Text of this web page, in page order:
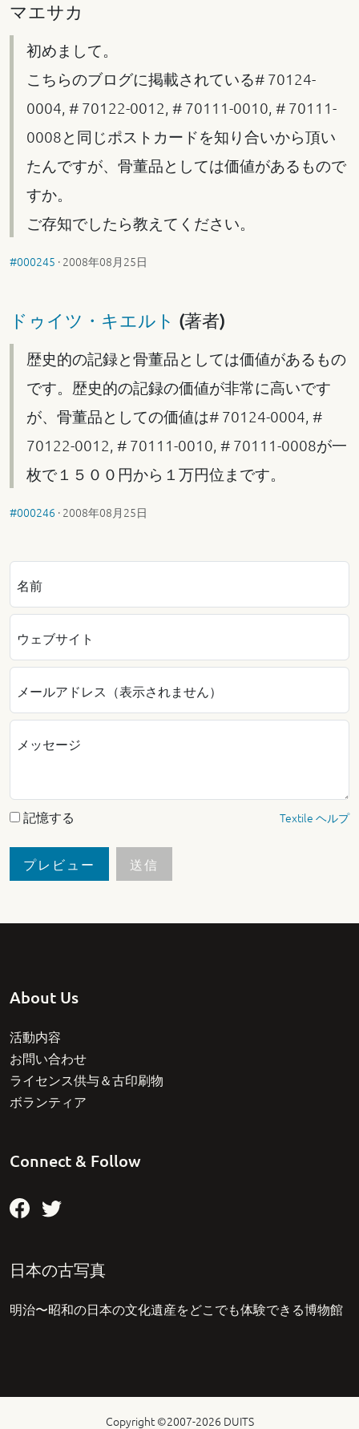
マエサカ
初めまして。
こちらのブログに掲載されている# 70124-
0004, # 70122-0012, # 70111-0010, # 70111-
0008と同じポストカードを知り合いから頂い
たんですが、骨董品としては価値があるもので
すか。
ご存知でしたら教えてください。
#000245 · 2008年08月25日
ドゥイツ・キエルト (著者)
歴史的の記録と骨董品としては価値があるもの
です。歴史的の記録の価値が非常に高いです
が、骨董品としての価値は# 70124-0004, #
70122-0012, # 70111-0010, # 70111-0008が一
枚で１５００円から１万円位まです。
#000246 · 2008年08月25日
名前
ウェブサイト
メールアドレス（表示されません）
メッセージ
記憶する Textile ヘルプ
About Us
活動内容
お問い合わせ
ライセンス供与＆古印刷物
ボランティア
Connect & Follow
日本の古写真
明治〜昭和の日本の文化遺産をどこでも体験できる博物館
Copyright ©2007-2026 DUITS